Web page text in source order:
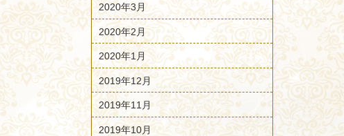
2020年3月
2020年2月
2020年1月
2019年12月
2019年11月
2019年10月